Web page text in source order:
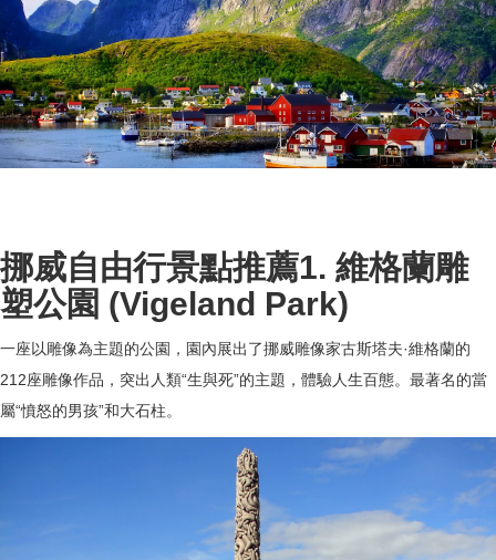
挪威自由行景點推薦1. 維格蘭雕
塑公園 (Vigeland Park)
一座以雕像為主題的公園，園內展出了挪威雕像家古斯塔夫·維格蘭的
212座雕像作品，突出人類“生與死”的主題，體驗人生百態。最著名的當
屬“憤怒的男孩”和大石柱。